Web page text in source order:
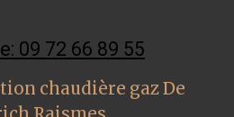
09 72 66 89 55
chaudière gaz De